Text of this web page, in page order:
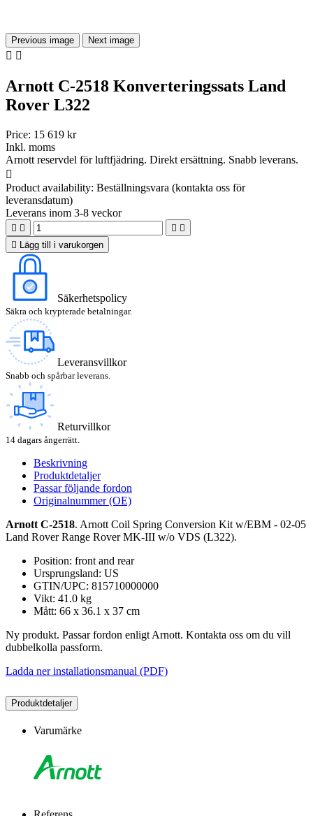
Previous image Next image
 
Arnott C-2518 Konverteringssats Land
Rover L322
Price: 15 619 kr
Inkl. moms
Arnott reservdel för luftfjädring. Direkt ersättning. Snabb leverans.

Product availability: Beställningsvara (kontakta oss för
leveransdatum)
Leverans inom 3-8 veckor
   

Lägg till i varukorgen
Säkerhetspolicy
Säkra och krypterade betalningar.
Leveransvillkor
Snabb och spårbar leverans.
Returvillkor
14 dagars ångerrätt.
Beskrivning
Produktdetaljer
Passar följande fordon
Originalnummer (OE)
Arnott C-2518. Arnott Coil Spring Conversion Kit w/EBM - 02-05
Land Rover Range Rover MK-III w/o VDS (L322).
Position: front and rear
Ursprungsland: US
GTIN/UPC: 815710000000
Vikt: 41.0 kg
Mått: 66 x 36.1 x 37 cm
Ny produkt. Passar fordon enligt Arnott. Kontakta oss om du vill
dubbelkolla passform.
Ladda ner installationsmanual (PDF)
Produktdetaljer
Varumärke